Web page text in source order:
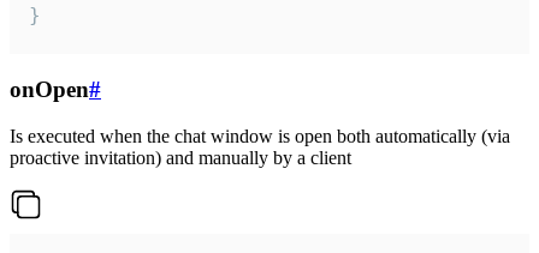
}
onOpen#
Is executed when the chat window is open both automatically (via
proactive invitation) and manually by a client